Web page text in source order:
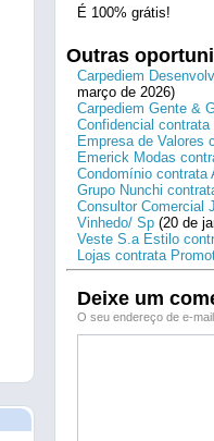
É 100% grátis!
Outras
Carpediem
março de 2026)
Carpediem Gente &
Confidencial
Empresa de Valores
Emerick Modas
Condomínio contrata
Grupo Nunchi
Consultor Comercial
Vinhedo/ Sp (20 de
Veste S.a Estilo
Lojas contrata
Deixe um
O seu endereço de e-